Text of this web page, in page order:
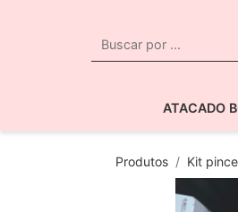
ATACADO
Produtos Kit